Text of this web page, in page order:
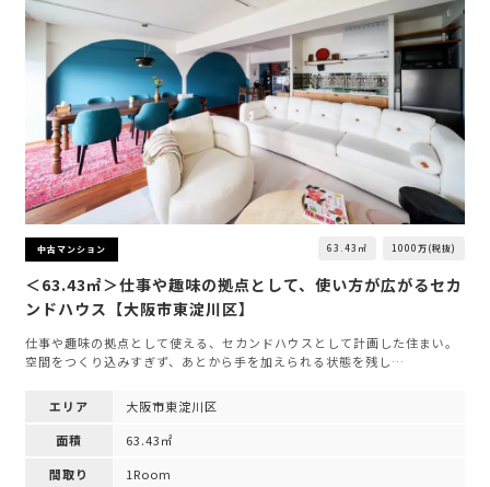
中古マンション 63.43㎡ 1000万(税抜)
＜63.43㎡＞仕事や趣味の拠点として、使い方が広がるセカ
ンドハウス【大阪市東淀川区】
仕事や趣味の拠点として使える、セカンドハウスとして計画した住まい。
空間をつくり込みすぎず、あとから手を加えられる状態を残し…
エリア
大阪市東淀川区
面積
63.43㎡
間取り
1Room